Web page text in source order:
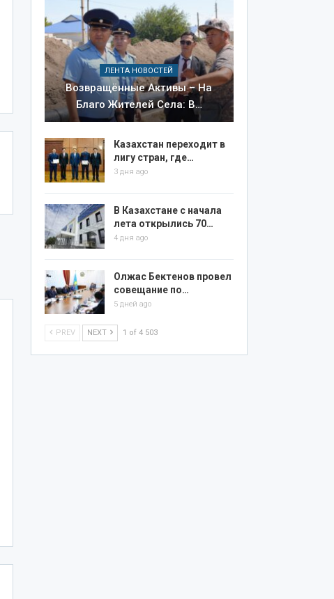
ЛЕНТА НОВОСТЕЙ
Возвращённые Активы – На
Благо Жителей Села: В…
Казахстан переходит в
лигу стран, где…
3 дня ago
В Казахстане с начала
лета открылись 70…
4 дня ago
Олжас Бектенов провел
совещание по…
5 дней ago
PREV NEXT 1 of 4 503